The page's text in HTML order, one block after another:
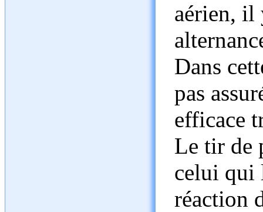
aérien, il
Dans
pas
efficace
Le tir de
celui qui
réaction